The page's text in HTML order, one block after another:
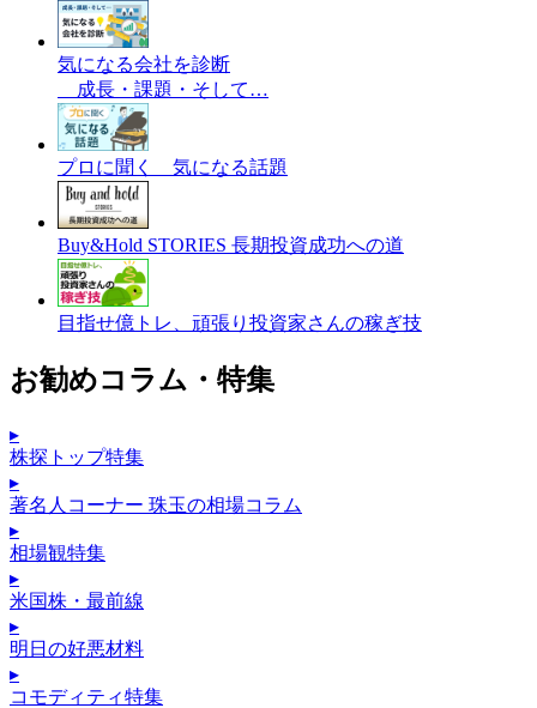
気になる会社を診断
成長・課題・そして…
プロに聞く 気になる話題
Buy&Hold STORIES 長期投資成功への道
目指せ億トレ、頑張り投資家さんの稼ぎ技
お勧めコラム・特集
▸
株探トップ特集
▸
著名人コーナー 珠玉の相場コラム
▸
相場観特集
▸
米国株・最前線
▸
明日の好悪材料
▸
コモディティ特集